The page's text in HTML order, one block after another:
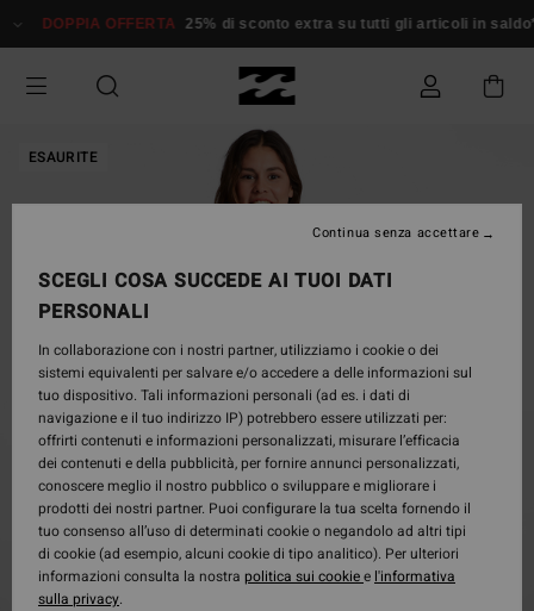
alle
prodotto
DOPPIA OFFERTA 25% di sconto extra su tutti gli articoli in saldo*
ESAURITE
SCEGLI COSA SUCCEDE AI TUOI DATI
PERSONALI
In collaborazione con i nostri partner, utilizziamo i cookie o dei
sistemi equivalenti per salvare e/o accedere a delle informazioni sul
tuo dispositivo. Tali informazioni personali (ad es. i dati di
navigazione e il tuo indirizzo IP) potrebbero essere utilizzati per:
offrirti contenuti e informazioni personalizzati, misurare l’efficacia
dei contenuti e della pubblicità, per fornire annunci personalizzati,
conoscere meglio il nostro pubblico o sviluppare e migliorare i
prodotti dei nostri partner. Puoi configurare la tua scelta fornendo il
tuo consenso all’uso di determinati cookie o negandolo ad altri tipi
di cookie (ad esempio, alcuni cookie di tipo analitico). Per ulteriori
informazioni consulta la nostra politica sui cookiee l'informativa
sulla privacy.
Continua senza accettare